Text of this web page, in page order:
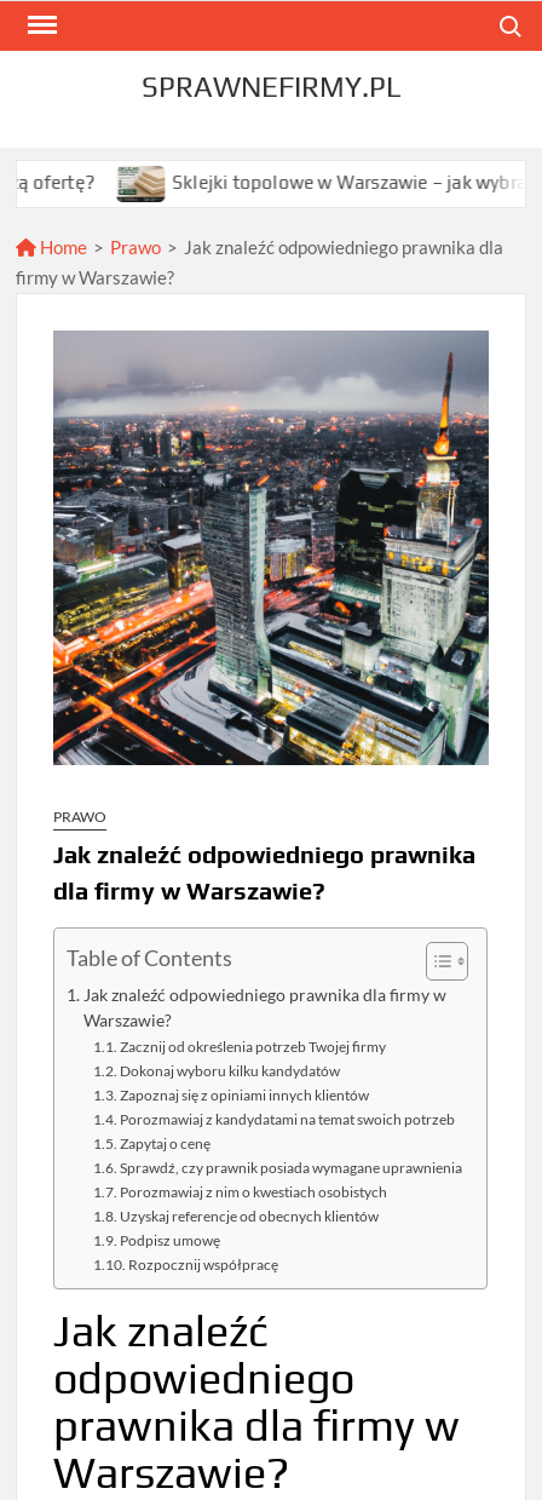
Skip
SPRAWNEFIRMY.PL
Sklejki topolowe w Warszawie – jak wybrać najlepszą
Home > Prawo > Jak znaleźć odpowiedniego prawnika dla
firmy w Warszawie?
PRAWO
Jak znaleźć odpowiedniego prawnika
dla firmy w Warszawie?
Table of Contents
Jak znaleźć odpowiedniego prawnika dla firmy w
Warszawie?
Zacznij od określenia potrzeb Twojej firmy
Dokonaj wyboru kilku kandydatów
Zapoznaj się z opiniami innych klientów
Porozmawiaj z kandydatami na temat swoich potrzeb
Zapytaj o cenę
Sprawdź, czy prawnik posiada wymagane uprawnienia
Porozmawiaj z nim o kwestiach osobistych
Uzyskaj referencje od obecnych klientów
Podpisz umowę
Rozpocznij współpracę
Jak znaleźć
odpowiedniego
prawnika dla firmy w
Warszawie?